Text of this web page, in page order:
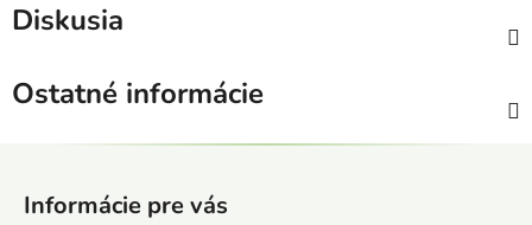
Diskusia
Ostatné informácie
Informácie pre vás